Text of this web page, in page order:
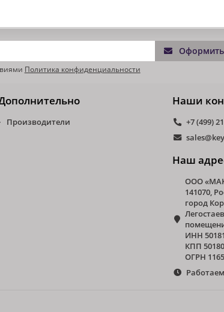
Политика конфиденциальности
Производители
Наши
+7 (499)
Наш
ООО
141070,
город
ИНН
КПП
ОГРН